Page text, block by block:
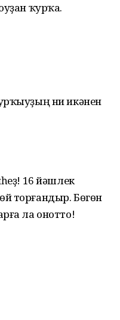
ҡурҡа.
ни икәнен
16 йәшлек
торғандыр. Бөгөн
ла онотто!